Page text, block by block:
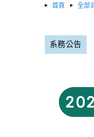
首頁 全部
系務公告